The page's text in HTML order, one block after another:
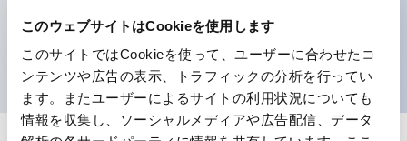
このウェブサイトはCookieを使用します
このサイトではCookieを使って、ユーザーに合わせたコ
ンテンツや広告の表示、トラフィックの分析を行ってい
ます。またユーザーによるサイトの利用状況についても
情報を収集し、ソーシャルメディアや広告配信、データ
イトのダイレクトタイプを除く）
UL、CSA、TÜV、CCC認証品。